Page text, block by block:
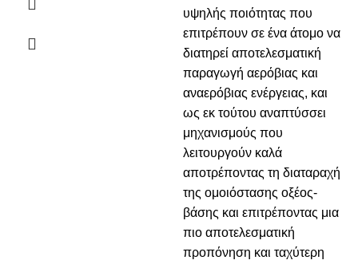
υψηλής ποιότητας που
επιτρέπουν σε ένα άτομο να
διατηρεί αποτελεσματική
παραγωγή αερόβιας και
αναερόβιας ενέργειας, και
ως εκ τούτου αναπτύσσει
μηχανισμούς που
λειτουργούν καλά
αποτρέποντας τη διαταραχή
της ομοιόστασης οξέος-
βάσης και επιτρέποντας μια
πιο αποτελεσματική
προπόνηση και ταχύτερη